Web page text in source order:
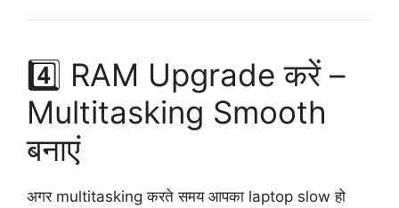
4️⃣ RAM Upgrade करें –
Multitasking Smooth
बनाएं
अगर multitasking करते समय आपका laptop slow हो